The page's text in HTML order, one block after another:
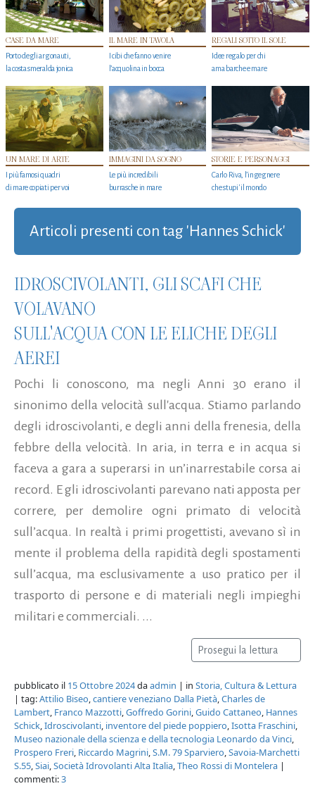
CASE DA MARE
Porto degli argonauti,
la costa smeralda jonica
IL MARE IN TAVOLA
I cibi che fanno venire
l’acquolina in bocca
REGALI SOTTO IL SOLE
Idee regalo per chi
ama barche e mare
UN MARE DI ARTE
I più famosi quadri
di mare copiati per voi
IMMAGINI DA SOGNO
Le più incredibili
burrasche in mare
STORIE E PERSONAGGI
Carlo Riva, l’ingegnere
che stupi' il mondo
Articoli presenti con tag 'Hannes Schick'
IDROSCIVOLANTI, GLI SCAFI CHE
VOLAVANO
SULL'ACQUA CON LE ELICHE DEGLI
AEREI
Pochi li conoscono, ma negli Anni 30 erano il
sinonimo della velocità sull'acqua. Stiamo parlando
degli idroscivolanti, e degli anni della frenesia, della
febbre della velocità. In aria, in terra e in acqua si
faceva a gara a superarsi in un’inarrestabile corsa ai
record. E gli idroscivolanti parevano nati apposta per
correre, per demolire ogni primato di velocità
sull’acqua. In realtà i primi progettisti, avevano sì in
mente il problema della rapidità degli spostamenti
sull’acqua, ma esclusivamente a uso pratico per il
trasporto di persone e di materiali negli impieghi
militari e commerciali. ...
Prosegui la lettura
pubblicato il 15 Ottobre 2024daadmin | in Storia, Cultura & Lettura
| tag:Attilio Biseo,cantiere veneziano Dalla Pietà,Charles de
Lambert, Franco Mazzotti,Goffredo Gorini,Guido Cattaneo, Hannes
Schick,Idroscivolanti, inventore del piede poppiero,Isotta Fraschini,
Museo nazionale della scienza e della tecnologia Leonardo da Vinci,
Prospero Freri, Riccardo Magrini,S.M. 79 Sparviero,Savoia-Marchetti
S.55,Siai,Società Idrovolanti Alta Italia,Theo Rossi di Montelera |
commenti:3